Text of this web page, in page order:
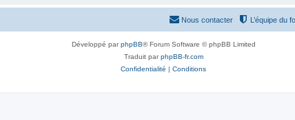
L’équipe du
Nous contacter
Développé parphpBB® Forum Software © phpBB Limited
Traduit parphpBB-fr.com
Confidentialité | Conditions